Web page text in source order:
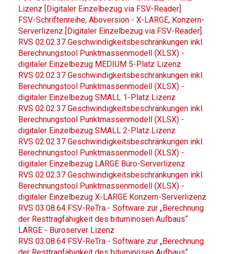
Lizenz [Digitaler Einzelbezug via FSV-Reader]
FSV-Schriftenreihe, Aboversion - X-LARGE, Konzern-
Serverlizenz [Digitaler Einzelbezug via FSV-Reader]
RVS 02.02.37 Geschwindigkeitsbeschränkungen inkl.
Berechnungstool Punktmassenmodell (XLSX) -
digitaler Einzelbezug MEDIUM 5-Platz Lizenz
RVS 02.02.37 Geschwindigkeitsbeschränkungen inkl.
Berechnungstool Punktmassenmodell (XLSX) -
digitaler Einzelbezug SMALL 1-Platz Lizenz
RVS 02.02.37 Geschwindigkeitsbeschränkungen inkl.
Berechnungstool Punktmassenmodell (XLSX) -
digitaler Einzelbezug SMALL 2-Platz Lizenz
RVS 02.02.37 Geschwindigkeitsbeschränkungen inkl.
Berechnungstool Punktmassenmodell (XLSX) -
digitaler Einzelbezug LARGE Büro-Serverlizenz
RVS 02.02.37 Geschwindigkeitsbeschränkungen inkl.
Berechnungstool Punktmassenmodell (XLSX) -
digitaler Einzelbezug X-LARGE Konzern-Serverlizenz
RVS 03.08.64 FSV-ReTra - Software zur „Berechnung
der Resttragfähigkeit des bituminösen Aufbaus“
LARGE - Büroserver Lizenz
RVS 03.08.64 FSV-ReTra - Software zur „Berechnung